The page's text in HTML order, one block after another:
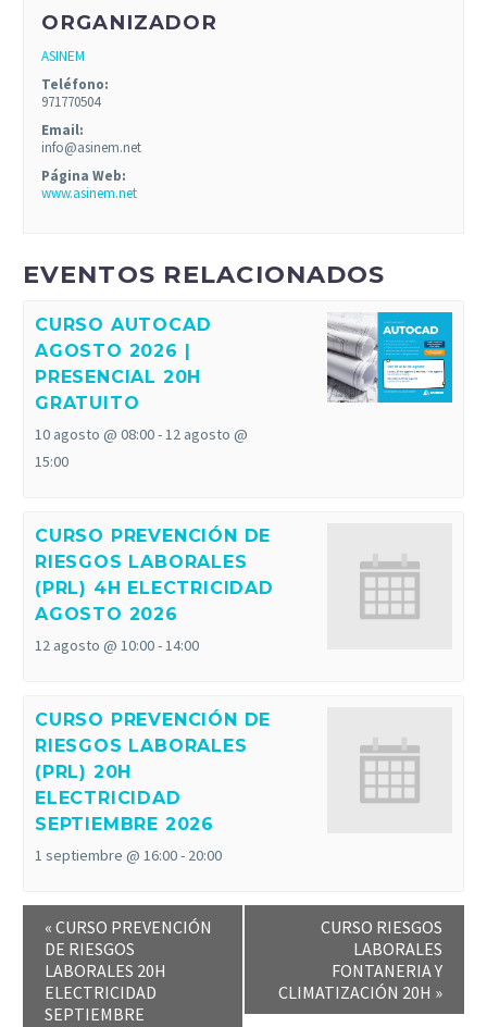
ORGANIZADOR
ASINEM
Teléfono:
971770504
Email:
info@asinem.net
Página Web:
www.asinem.net
EVENTOS RELACIONADOS
CURSO AUTOCAD
AGOSTO 2026 |
PRESENCIAL 20H
GRATUITO
10 agosto @ 08:00-12 agosto @
15:00
CURSO PREVENCIÓN DE
RIESGOS LABORALES
(PRL) 4H ELECTRICIDAD
AGOSTO 2026
12 agosto @ 10:00-14:00
CURSO PREVENCIÓN DE
RIESGOS LABORALES
(PRL) 20H
ELECTRICIDAD
SEPTIEMBRE 2026
1 septiembre @ 16:00- 20:00
« CURSO PREVENCIÓN
DE RIESGOS
LABORALES 20H
ELECTRICIDAD
SEPTIEMBRE
CURSO RIESGOS
LABORALES
FONTANERIA Y
CLIMATIZACIÓN 20H »